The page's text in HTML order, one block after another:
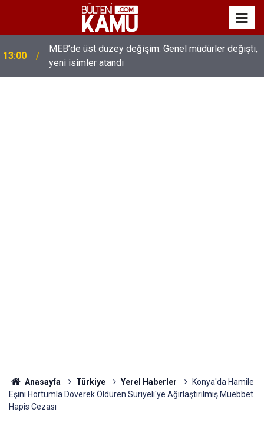
13:00
MEB’de üst düzey değişim: Genel müdürler değişti,
yeni isimler atandı
Anasayfa Türkiye Yerel Haberler
Konya'da Hamile
Eşini Hortumla Döverek Öldüren Suriyeli'ye Ağırlaştırılmış Müebbet
Hapis Cezası